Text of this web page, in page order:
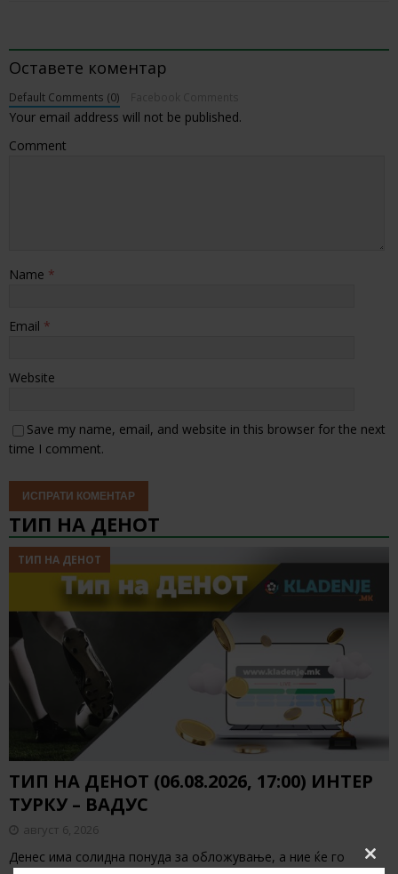
Оставете коментар
Default Comments (0)
Your email address will not be published.
Comment
Name *
Email *
Website
Save my name, email, and website in this browser for the next
time I comment.
ТИП НА ДЕНОТ
ТИП НА ДЕНОТ
ТИП НА ДЕНОТ (06.08.2026, 17:00) ИНТЕР
ТУРКУ – ВАДУС
август 6, 2026
Денес има солидна понуда за обложување, а ние ќе го